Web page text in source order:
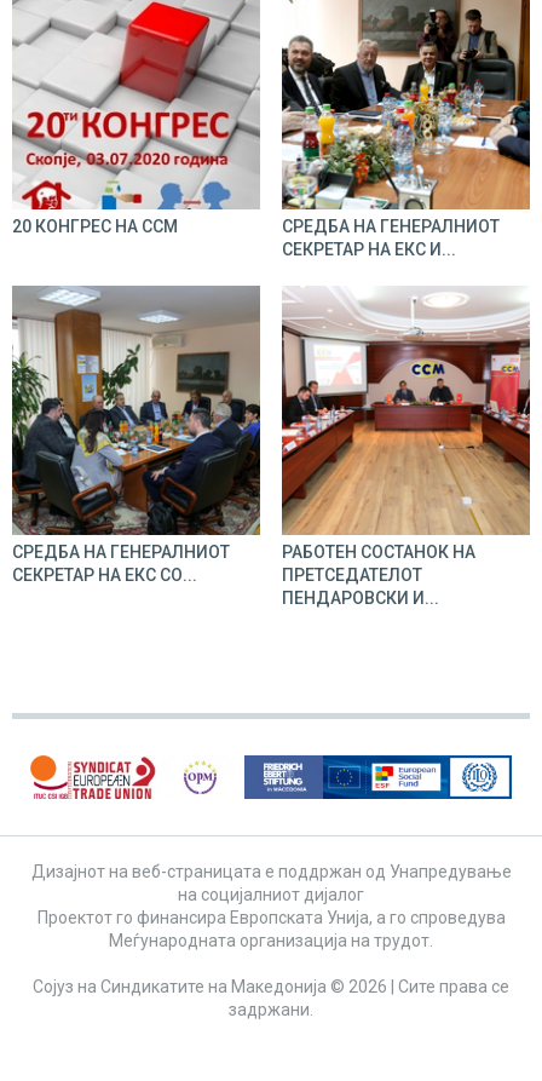
20 КОНГРЕС НА ССМ
СРЕДБА НА ГЕНЕРАЛНИОТ
СЕКРЕТАР НА ЕКС И...
СРЕДБА НА ГЕНЕРАЛНИОТ
СЕКРЕТАР НА ЕКС СО...
РАБОТЕН СОСТАНОК НА
ПРЕТСЕДАТЕЛОТ
ПЕНДАРОВСКИ И...
Дизајнот на веб-страницата е поддржан од Унапредување
на социјалниот дијалог
Проектот го финансира Европската Унија, а го спроведува
Меѓународната организација на трудот.
Сојуз на Синдикатите на Македонија © 2026 | Сите права се
задржани.